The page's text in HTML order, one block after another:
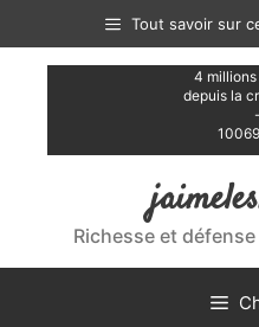
contenu
Tout savoir sur
4
depuis la
Richesse et